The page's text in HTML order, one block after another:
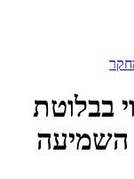
בבלוטת
השמיעה